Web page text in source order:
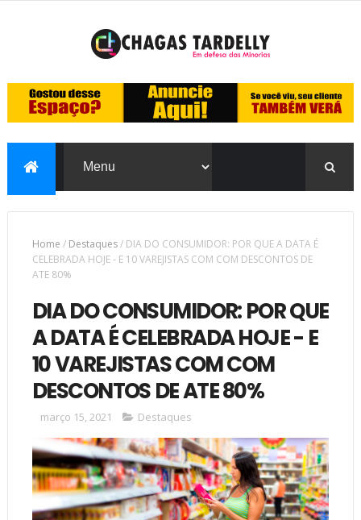
Home / Destaques/ DIA DO CONSUMIDOR: POR QUE A DATA É
CELEBRADA HOJE - E 10 VAREJISTAS COM COM DESCONTOS DE
ATE 80%
DIA DO CONSUMIDOR: POR QUE
A DATA É CELEBRADA HOJE - E
10 VAREJISTAS COM COM
DESCONTOS DE ATE 80%
março 15, 2021 Destaques